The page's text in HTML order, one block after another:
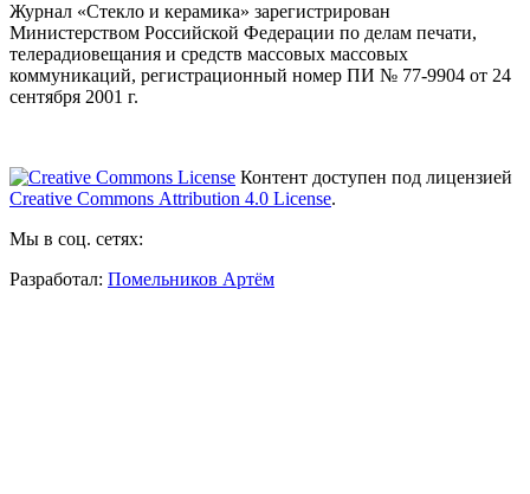
Журнал «Стекло и керамика» зарегистрирован
Министерством Российской Федерации по делам печати,
телерадиовещания и средств массовых массовых
коммуникаций, регистрационный номер ПИ № 77-9904 от 24
сентября 2001 г.
Контент доступен под лицензией
Creative Commons Attribution 4.0 License.
Мы в соц. сетях:
Разработал: Помельников Артём